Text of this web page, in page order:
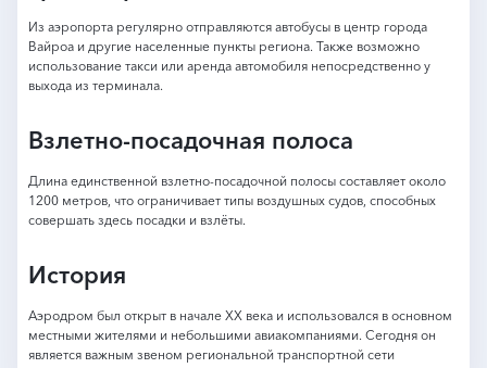
Из аэропорта регулярно отправляются автобусы в центр города
Вайроа и другие населенные пункты региона. Также возможно
использование такси или аренда автомобиля непосредственно у
выхода из терминала.
Взлетно-посадочная полоса
Длина единственной взлетно-посадочной полосы составляет около
1200 метров, что ограничивает типы воздушных судов, способных
совершать здесь посадки и взлёты.
История
Аэродром был открыт в начале XX века и использовался в основном
местными жителями и небольшими авиакомпаниями. Сегодня он
является важным звеном региональной транспортной сети